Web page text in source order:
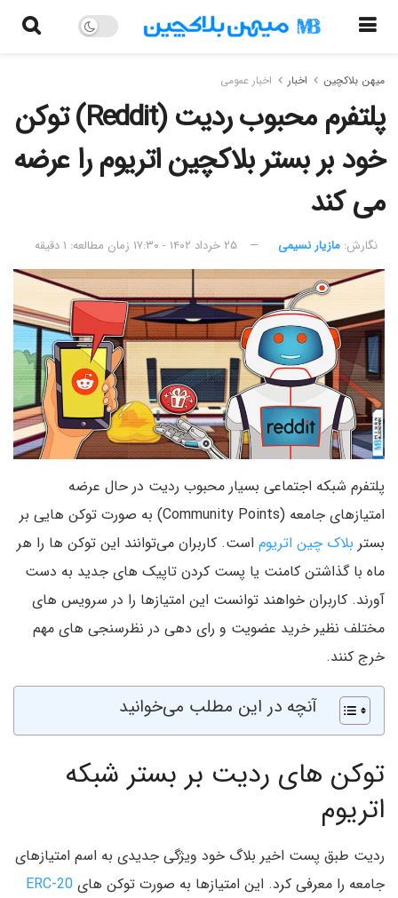
میهن بلاکچین اخبار اخبار عمومی
پلتفرم محبوب ردیت (Reddit) توکن
خود بر بستر بلاکچین اتریوم را عرضه
می کند
نگارش:‌ مازیار نسیمی ۲۵ خرداد ۱۴۰۲ - ۱۷:۳۰ زمان مطالعه: ۱ دقیقه
پلتفرم شبکه اجتماعی بسیار محبوب ردیت در حال عرضه
امتیازهای جامعه (Community Points) به صورت توکن هایی بر
بستر بلاک چین اتریوم است. کاربران می‌توانند این توکن ها را هر
ماه با گذاشتن کامنت یا پست کردن تاپیک های جدید به دست
آورند. کاربران خواهند توانست این امتیازها را در سرویس های
مختلف نظیر خرید عضویت و رای دهی در نظرسنجی های مهم
خرج کنند.
آنچه در این مطلب می‌خوانید
توکن های ردیت بر بستر شبکه
اتریوم
ردیت طبق پست اخیر بلاگ خود ویژگی جدیدی به اسم امتیازهای
جامعه را معرفی کرد. این امتیازها به صورت توکن های ERC-20